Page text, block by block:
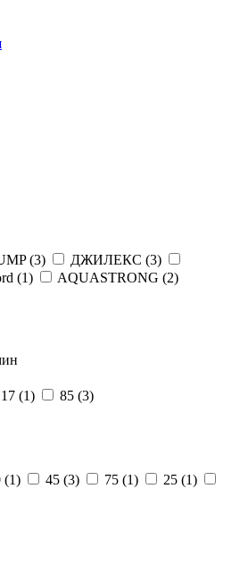
(3) ДЖИЛЕКС (3)
(1) AQUASTRONG (2)
(1) 85 (3)
(1) 45 (3) 75 (1) 25 (1)